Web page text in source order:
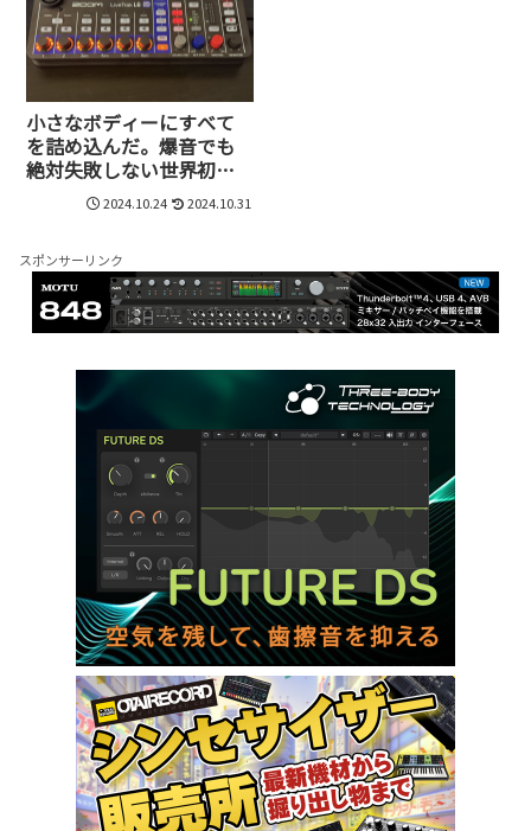
小さなボディーにすべて
を詰め込んだ。爆音でも
絶対失敗しない世界初の
32bitフロート対応デジタ
ルミキサー、ZOOM
2024.10.24 2024.10.31
スポンサーリンク